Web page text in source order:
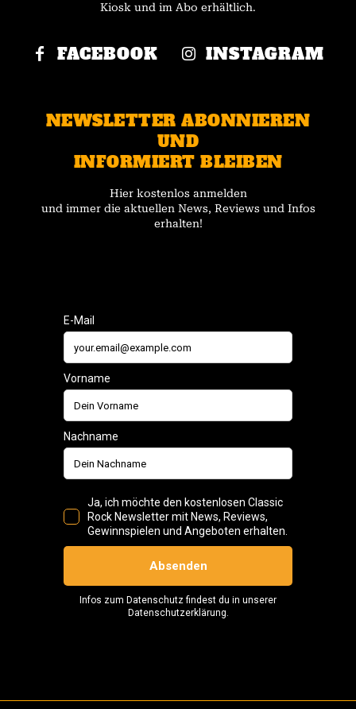
Kiosk und im Abo erhältlich.
FACEBOOK INSTAGRAM
NEWSLETTER ABONNIEREN
UND
INFORMIERT BLEIBEN
Hier kostenlos anmelden
und immer die aktuellen News, Reviews und Infos
erhalten!